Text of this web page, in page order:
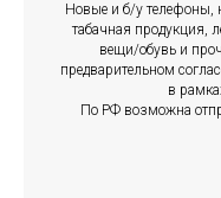
Новые и б/у телефоны,
табачная продукция,
вещи/обувь и
предварительном
в
По РФ возможна